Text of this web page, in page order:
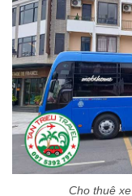
Cho thuê